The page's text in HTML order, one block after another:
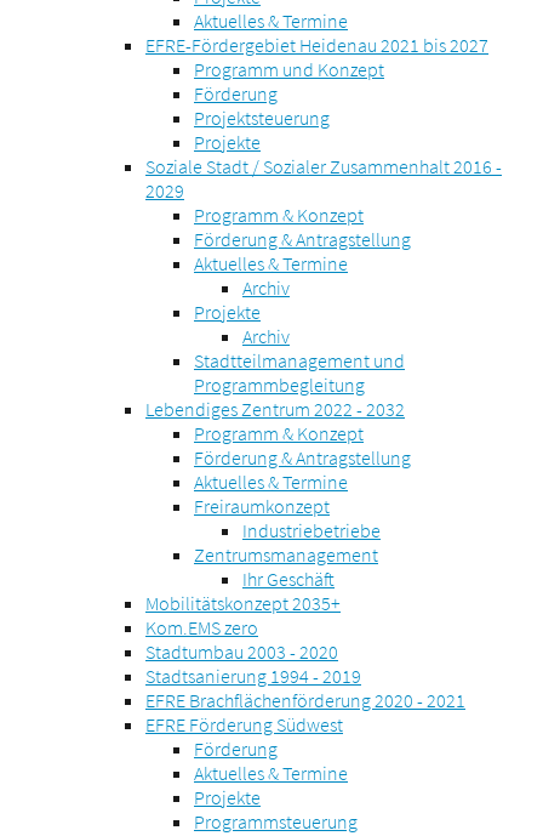
Aktuelles & Termine
EFRE-Fördergebiet Heidenau 2021 bis 2027
Programm und Konzept
Förderung
Projektsteuerung
Projekte
Soziale Stadt / Sozialer Zusammenhalt 2016 -
2029
Programm & Konzept
Förderung & Antragstellung
Aktuelles & Termine
Archiv
Projekte
Archiv
Stadtteilmanagement und
Programmbegleitung
Lebendiges Zentrum 2022 - 2032
Programm & Konzept
Förderung & Antragstellung
Aktuelles & Termine
Freiraumkonzept
Industriebetriebe
Zentrumsmanagement
Ihr Geschäft
Mobilitätskonzept 2035+
Kom.EMS zero
Stadtumbau 2003 - 2020
Stadtsanierung 1994 - 2019
EFRE Brachflächenförderung 2020 - 2021
EFRE Förderung Südwest
Förderung
Aktuelles & Termine
Projekte
Programmsteuerung